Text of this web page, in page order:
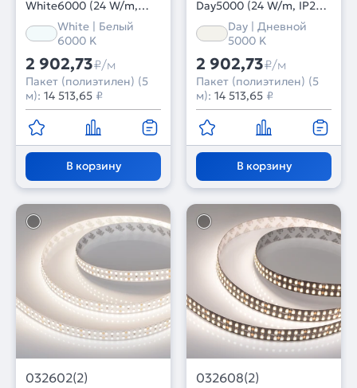
White6000 (24 W/m,
IP20, 2835, 5m) (Arlight,
высок.эфф.150 лм/Вт)
White | Белый
6000 K
2 902,73₽/м
Пакет (полиэтилен) (5
м): 14 513,65 ₽
В корзину
Day5000 (24 W/m, IP20,
2835, 5m) (Arlight,
высок.эфф.150 лм/Вт)
Day | Дневной
5000 K
2 902,73₽/м
Пакет (полиэтилен) (5
м): 14 513,65 ₽
В корзину
032602(2) 032608(2)